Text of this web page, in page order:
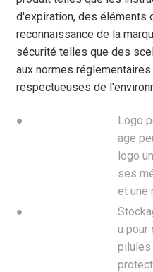
d'expiration, des éléments
reconnaissance de la
sécurité telles que des
aux normes
respectueuses de
●
Logo
age
logo
ses
et une
●
u pour
pilules